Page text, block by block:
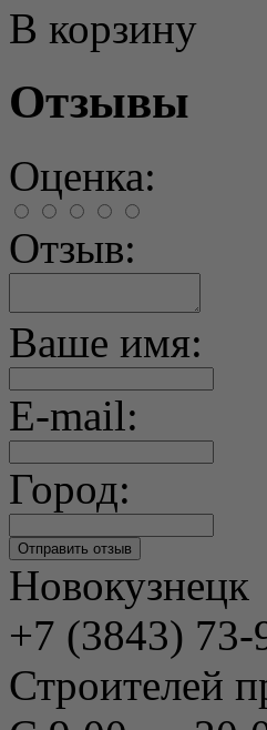
В корзину
Отзывы
Оценка:
Отзыв:
Ваше имя:
E-mail:
Город:
Новокузнецк
+7 (3843) 73-
Строителей